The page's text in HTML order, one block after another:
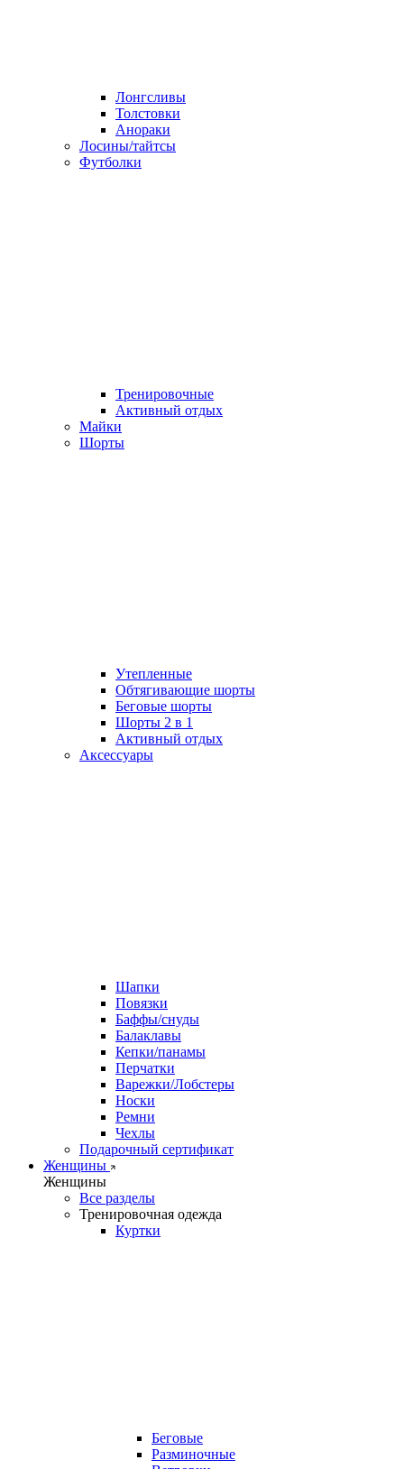
Лонгсливы
Толстовки
Анораки
Лосины/тайтсы
Футболки
Тренировочные
Активный отдых
Майки
Шорты
Утепленные
Обтягивающие шорты
Беговые шорты
Шорты 2 в 1
Активный отдых
Аксессуары
Шапки
Повязки
Баффы/снуды
Балаклавы
Кепки/панамы
Перчатки
Варежки/Лобстеры
Носки
Ремни
Чехлы
Подарочный сертификат
Женщины
Женщины
Все разделы
Тренировочная одежда
Куртки
Беговые
Разминочные